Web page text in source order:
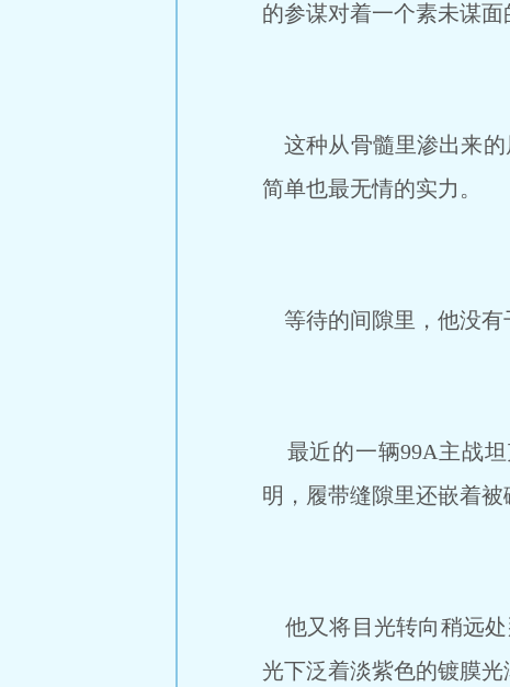
的参谋对着一个素未谋
这种从骨髓里渗出来的
简单也最无情的实力。
等待的间隙里，他没有
最近的一辆99A主战坦
明，履带缝隙里还嵌着被
他又将目光转向稍远处
光下泛着淡紫色的镀膜光